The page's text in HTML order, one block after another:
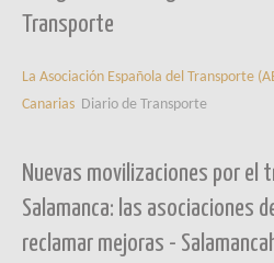
Transporte
La Asociación Española del Transporte
Canarias Diario de Transporte
Nuevas movilizaciones por el
Salamanca: las asociaciones
reclamar mejoras -